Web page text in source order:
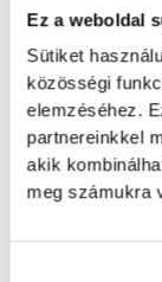
Ez a weboldal
Sütiket
közösségi
elemzéséhez.
partnereinkkel
akik
meg számukra